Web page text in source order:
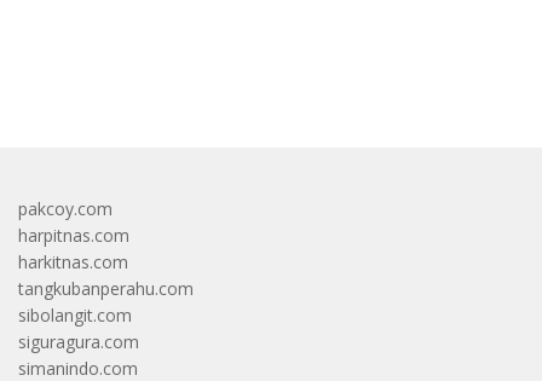
pakcoy.com
harpitnas.com
harkitnas.com
tangkubanperahu.com
sibolangit.com
siguragura.com
simanindo.com